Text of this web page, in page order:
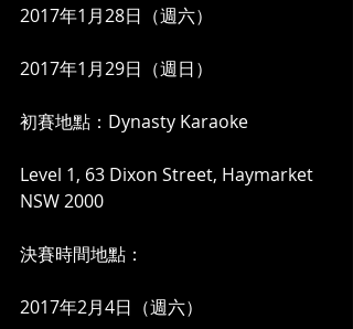
2017年1月28日（週六）
2017年1月29日（週日）
初賽地點：Dynasty Karaoke
Level 1, 63 Dixon Street, Haymarket
NSW 2000
決賽時間地點：
2017年2月4日（週六）